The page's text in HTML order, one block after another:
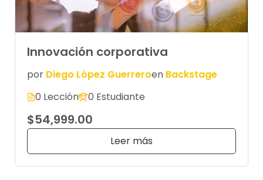
Innovación corporativa
por Diego López Guerreroen Backstage
0 Lección
0 Estudiante
$54,999.00
Leer más